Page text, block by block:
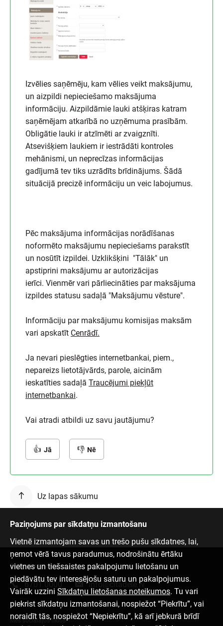
Izvēlies saņēmēju, kam vēlies veikt maksājumu,
un aizpildi nepieciešamo maksājuma
informāciju. Aizpildāmie lauki atšķiras katram
saņēmējam atkarībā no uzņēmuma prasībām.
Obligātie lauki ir atzīmēti ar zvaigznīti.
Atsevišķiem laukiem ir iestrādāti kontroles
mehānismi, un neprecīzas informācijas
gadījumā tev tiks uzrādīts brīdinājums. Šādā
situācijā precizē informāciju un veic labojumus.
Pēc maksājuma informācijas norādīšanas
noformēto maksājumu nepieciešams parakstīt
un nosūtīt izpildei. Uzklikšķini "Tālāk" un
apstiprini maksājumu ar autorizācijas
ierīci. Vienmēr vari pārliecināties par maksājuma
izpildes statusu sadaļā "Maksājumu vēsture".
Informāciju par maksājumu komisijas maksām
vari apskatīt Cenrādī.
Ja nevari pieslēgties internetbankai, piem.,
nepareizs lietotājvārds, parole, aicinām
ieskatīties sadaļā Traucējumi piekļūt
internetbankai.
Vai atradi atbildi uz savu jautājumu?
Jā Nē
Uz lapas sākumu
Paziņojums par sīkdatņu izmantošanu
Vietnē izmantojam savas un trešo pušu sīkdatnes, lai,
ņemot vērā tavus paradumus, nodrošinātu ērtāku
vietnes un tiešsaistes pakalpojumu lietošanu un
piedāvātu tev interesējošu saturu un pakalpojumus.
Vairāk uzzini Sīkdatņu lietošanas noteikumos. Tu vari
piekrist sīkdatņu izmantošanai, nospiežot “Piekrītu”, vai
noraidīt tās, nospiežot “Nepiekrītu”, kā arī jebkurā brīdī
Sazinies ar mums
6701 0000 info@citadele.lv
Mēs sociālajos tīklos